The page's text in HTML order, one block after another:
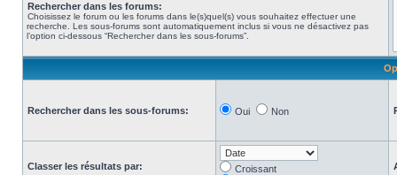
Rechercher dans les forums:
Choisissez le forum ou les forums dans le(s)quel(s) vous souhaitez effectuer une
recherche. Les sous-forums sont automatiquement inclus si vous ne désactivez pas
l’option ci-dessous “Rechercher dans les sous-forums”.
Rechercher dans les sous-forums: Oui Non
Classer les résultats par:
Croissant